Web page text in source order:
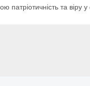
та віру у